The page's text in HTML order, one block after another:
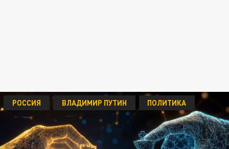
РОССИЯ ВЛАДИМИР ПУТИН ПОЛИТИКА